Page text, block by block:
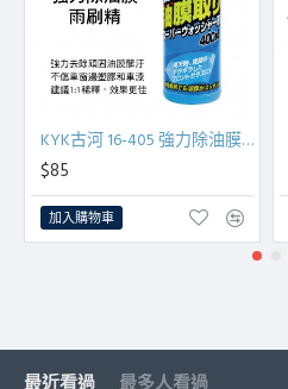
KYK古河 16-405 強力除油膜雨刷精(濃縮)400ml
$85
加入購物車
最近看過 最多人看過